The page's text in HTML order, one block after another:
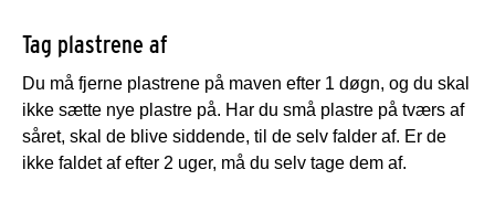
Tag plastrene af
Du må fjerne plastrene på maven efter 1 døgn, og du skal
ikke sætte nye plastre på. Har du små plastre på tværs af
såret, skal de blive siddende, til de selv falder af. Er de
ikke faldet af efter 2 uger, må du selv tage dem af.